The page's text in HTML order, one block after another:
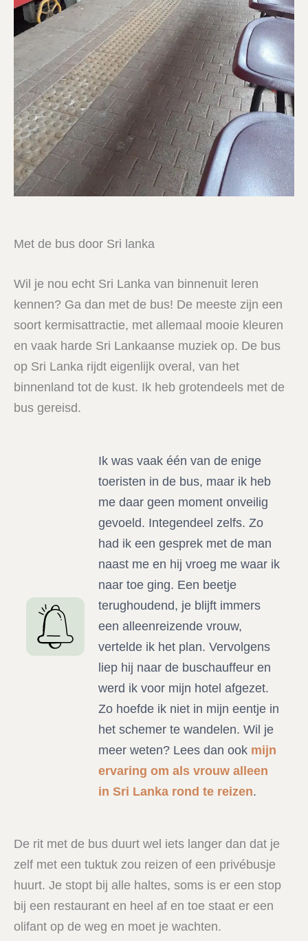
Met de bus door Sri lanka
Wil je nou echt Sri Lanka van binnenuit leren
kennen? Ga dan met de bus! De meeste zijn een
soort kermisattractie, met allemaal mooie kleuren
en vaak harde Sri Lankaanse muziek op. De bus
op Sri Lanka rijdt eigenlijk overal, van het
binnenland tot de kust. Ik heb grotendeels met de
bus gereisd.
Ik was vaak één van de enige
toeristen in de bus, maar ik heb
me daar geen moment onveilig
gevoeld. Integendeel zelfs. Zo
had ik een gesprek met de man
naast me en hij vroeg me waar ik
naar toe ging. Een beetje
terughoudend, je blijft immers
een alleenreizende vrouw,
vertelde ik het plan. Vervolgens
liep hij naar de buschauffeur en
werd ik voor mijn hotel afgezet.
Zo hoefde ik niet in mijn eentje in
het schemer te wandelen. Wil je
meer weten? Lees dan ook mijn
ervaring om als vrouw alleen
in Sri Lanka rond te reizen.
De rit met de bus duurt wel iets langer dan dat je
zelf met een tuktuk zou reizen of een privébusje
huurt. Je stopt bij alle haltes, soms is er een stop
bij een restaurant en heel af en toe staat er een
olifant op de weg en moet je wachten.